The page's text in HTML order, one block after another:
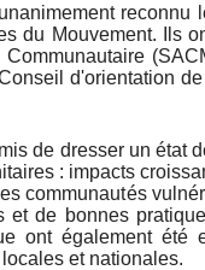
du Mouvement. Ils
d'orientation
de dresser un état
: impacts
communautés
et de bonnes
ont également été
et nationales.